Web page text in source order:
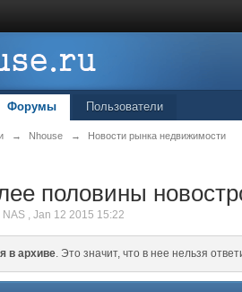
Форумы Пользователи
→ Nhouse → Новости рынка недвижимости
половины
NAS ,Jan 12 2015 15:22
в архиве. Это значит, что в нее нельзя